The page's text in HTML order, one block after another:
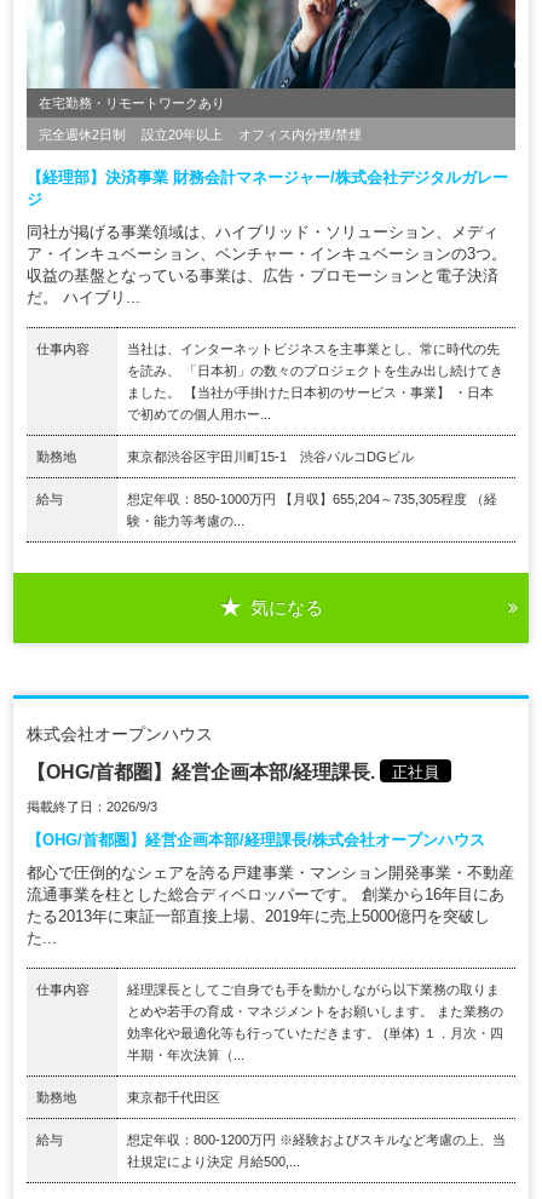
在宅勤務・リモートワークあり
完全週休2日制 設立20年以上 オフィス内分煙/禁煙
【経理部】決済事業 財務会計マネージャー/株式会社デジタルガレー
ジ
同社が掲げる事業領域は、ハイブリッド・ソリューション、メディ
ア・インキュベーション、ベンチャー・インキュベーションの3つ。
収益の基盤となっている事業は、広告・プロモーションと電子決済
だ。 ハイブリ...
仕事内容
当社は、インターネットビジネスを主事業とし、常に時代の先
を読み、 「日本初」の数々のプロジェクトを生み出し続けてき
ました。 【当社が手掛けた日本初のサービス・事業】 ・日本
で初めての個人用ホー...
勤務地 東京都渋谷区宇田川町15-1 渋谷パルコDGビル
給与
想定年収：850-1000万円 【月収】655,204～735,305程度 （経
験・能力等考慮の...
気になる
株式会社オープンハウス
【OHG/首都圏】経営企画本部/経理課長. 正社員
掲載終了日：2026/9/3
【OHG/首都圏】経営企画本部/経理課長/株式会社オープンハウス
都心で圧倒的なシェアを誇る戸建事業・マンション開発事業・不動産
流通事業を柱とした総合ディベロッパーです。 創業から16年目にあ
たる2013年に東証一部直接上場、2019年に売上5000億円を突破し
た...
仕事内容
経理課長としてご自身でも手を動かしながら以下業務の取りま
とめや若手の育成・マネジメントをお願いします。 また業務の
効率化や最適化等も行っていただきます。 (単体) １．月次・四
半期・年次決算（...
勤務地 東京都千代田区
給与
想定年収：800-1200万円 ※経験およびスキルなど考慮の上、当
社規定により決定 月給500,...